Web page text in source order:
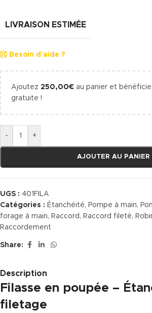
LIVRAISON ESTIMÉE
Besoin d'aide ?
Ajoutez 250,00€ au panier et
gratuite !
- +
AJOUTER AU PANIER
UGS : 401FILA
Catégories : Étanchéité, Pompe à main,
forage à main, Raccord , Raccord fileté,
Raccordement
Share:
Description
Filasse en poupée –
filetage